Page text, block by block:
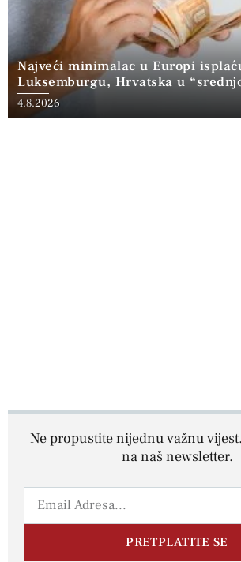
Najveći minimalac u Europi
Luksemburgu, Hrvatska u
4.8.2026
Ne propustite nijednu važnu
na naš newsletter.
PRETPLATITE SE